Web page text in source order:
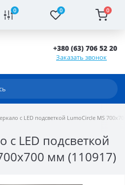
0 0 0
+380 (63) 706 52 20
Заказать звонок
с LED подсветкой LumoCircle MS
с LED подсветкой
мм (110917)